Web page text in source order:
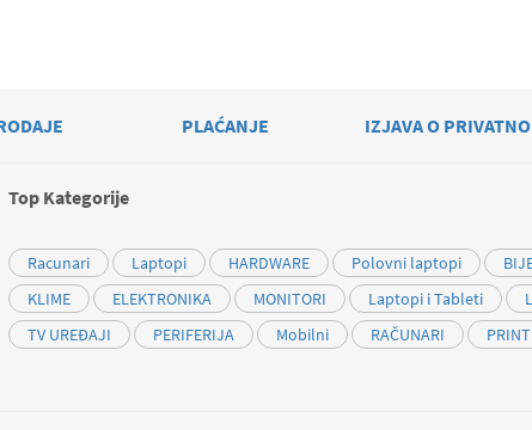
PLAĆANJE IZJAVA O
Top Kategorije
Racunari Laptopi HARDWARE Polovni laptopi
KLIME
ELEKTRONIKA MONITORI Laptopi i Tableti
TV UREĐAJI
PERIFERIJA Mobilni RAČUNARI